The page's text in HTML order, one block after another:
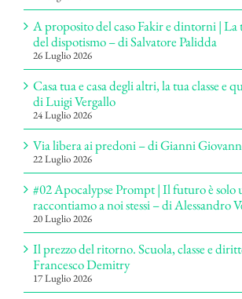
A proposito del caso Fakir e dintorni |
del dispotismo – di Salvatore Palidda
26 Luglio 2026
Casa tua e casa degli altri, la tua classe e
di Luigi Vergallo
24 Luglio 2026
Via libera ai predoni – di Gianni
22 Luglio 2026
#02 Apocalypse Prompt | Il futuro è solo
raccontiamo a noi stessi – di Alessandro
20 Luglio 2026
Il prezzo del ritorno. Scuola, classe e
Francesco Demitry
17 Luglio 2026